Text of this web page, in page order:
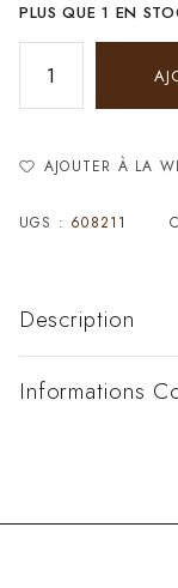
PLUS QUE 1 EN
AJOUTER À LA
UGS : 608211
Description
Informations